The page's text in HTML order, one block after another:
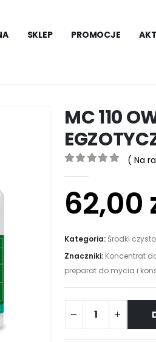
SKLEP PROMOCJE
MC 110
( Na
62,00
Kategoria:Środki
Znaczniki: Koncentrat
preparat do mycia i